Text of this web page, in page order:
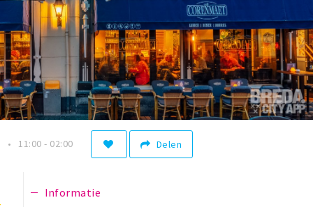
Delen
11:00 - 02:00
Informatie